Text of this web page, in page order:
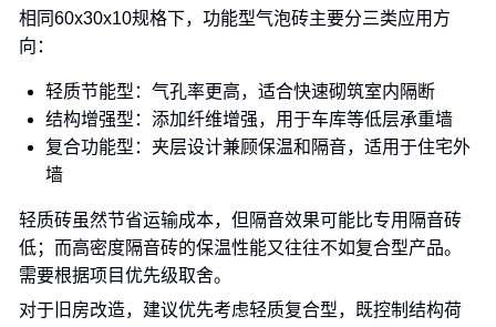
相同60x30x10规格下，功能型气泡砖主要分三类应用方
向：
轻质节能型：气孔率更高，适合快速砌筑室内隔断
结构增强型：添加纤维增强，用于车库等低层承重墙
复合功能型：夹层设计兼顾保温和隔音，适用于住宅外
墙
轻质砖虽然节省运输成本，但隔音效果可能比专用隔音砖
低；而高密度隔音砖的保温性能又往往不如复合型产品。
需要根据项目优先级取舍。
对于旧房改造，建议优先考虑轻质复合型，既控制结构荷